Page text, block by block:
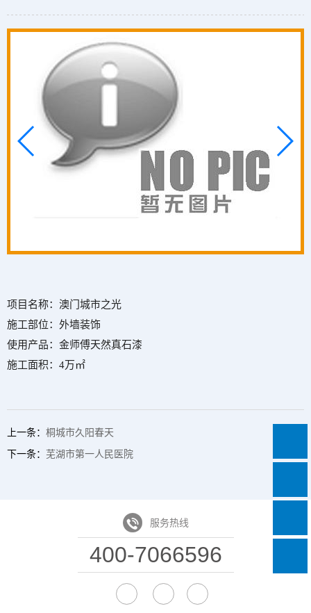
项目名称：澳门城市之光
施工部位：外墙装饰
使用产品：金师傅天然真石漆
施工面积：4万㎡
上一条： 桐城市久阳春天
下一条： 芜湖市第一人民医院
服务热线
400-7066596